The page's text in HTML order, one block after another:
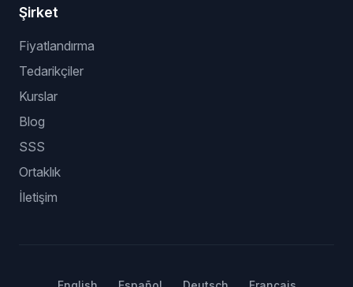
Şirket
Fiyatlandırma
Tedarikçiler
Kurslar
Blog
SSS
Ortaklık
İletişim